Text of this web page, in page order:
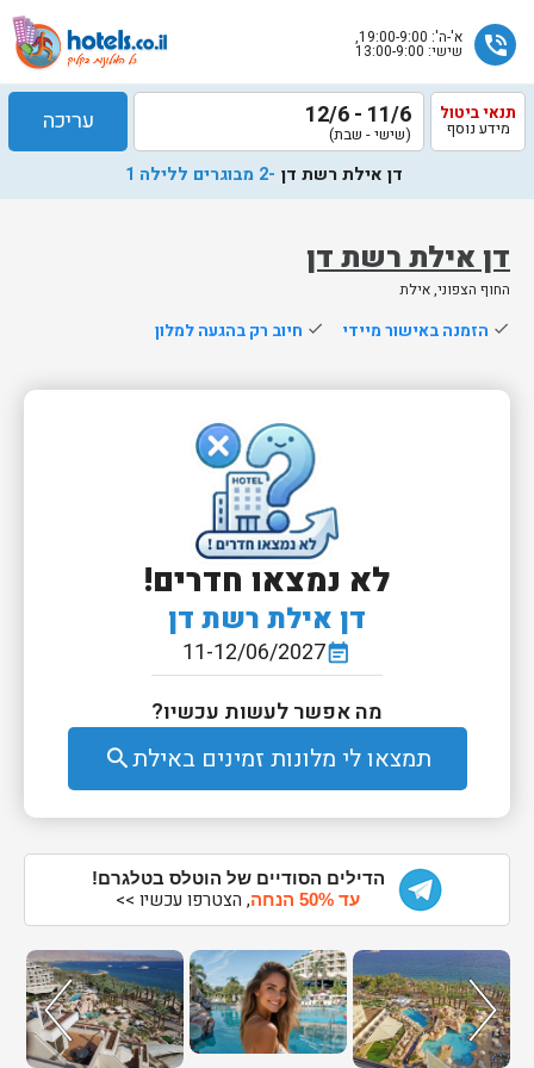
phone_in_talk א'-ה': 19:00-9:00,
שישי: 13:00-9:00
דן אילת רשת דן
החוף הצפוני, אילת
תנאי ביטול
מידע נוסף 11/6 - 12/6
(שישי - שבת) עריכה
דן אילת רשת דן -2 מבוגרים ללילה 1
done הזמנה באישור מיידי done חיוב רק בהגעה למלון
לא נמצאו חדרים!
דן אילת רשת דן
event_note
11-12/06/2027
מה אפשר לעשות עכשיו?
תמצאו לי מלונות זמינים באילתsearch
הדילים הסודיים של הוטלס בטלגרם!
עד 50% הנחה
, הצטרפו עכשיו >>
שלח